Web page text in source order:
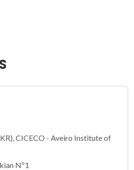
CICECO - Aveiro Institute of
Nº1